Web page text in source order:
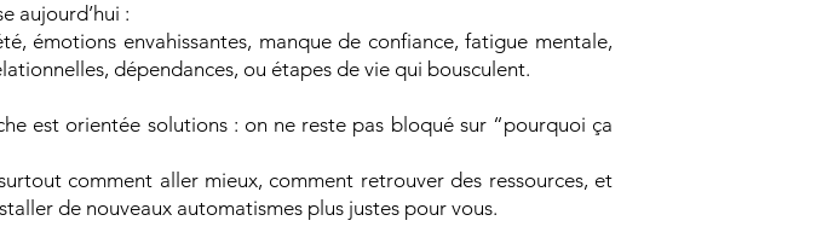
aujourd’hui :
émotions envahissantes, manque de confiance, fatigue mentale,
dépendances, ou étapes de vie qui bousculent.
est orientée solutions : on ne reste pas bloqué sur “pourquoi ça
comment aller mieux, comment retrouver des ressources, et
de nouveaux automatismes plus justes pour vous.